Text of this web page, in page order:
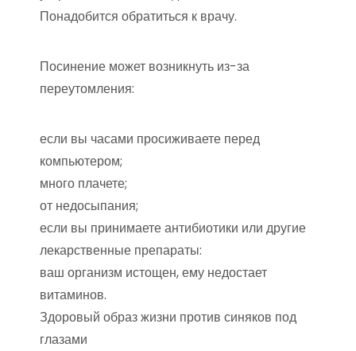
Понадобится обратиться к врачу.
Посинение может возникнуть из-за
переутомления:
если вы часами просиживаете перед
компьютером;
много плачете;
от недосыпания;
если вы принимаете антибиотики или другие
лекарственные препараты:
ваш организм истощен, ему недостает
витаминов.
Здоровый образ жизни против синяков под
глазами